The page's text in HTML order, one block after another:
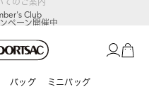
Club
ペーン開催中
バッグ
ミニバッグ